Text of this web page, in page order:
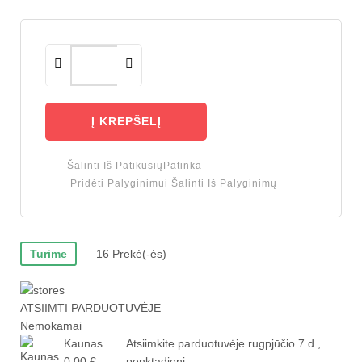
Į KREPŠELĮ
Šalinti Iš Patikusių Patinka
Pridėti Palyginimui Šalinti Iš Palyginimų
Turime 16 Prekė(-ės)
ATSIIMTI PARDUOTUVĖJE
Nemokamai
Kaunas
Atsiimkite parduotuvėje rugpjūčio 7 d.,